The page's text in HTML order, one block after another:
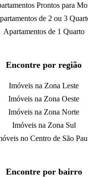
Prontos para
de 2 ou 3
Apartamentos de 1 Quarto
Encontre por região
Imóveis na Zona Leste
Imóveis na Zona Oeste
Imóveis na Zona Norte
Imóveis na Zona Sul
no Centro de São
Encontre por bairro